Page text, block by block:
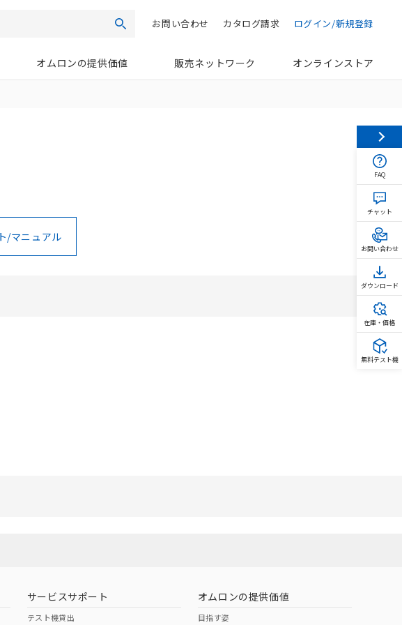
検索 ログイン/新規登録
カタログ請求
お問い合わせ
オムロンの提供価値 販売ネットワーク オンラインストア
/マニュアル
サービスサポート
テスト機貸出
オムロンの提供価値
目指す姿
FAQ
チャット
お問い合わせ
ダウンロード
在庫・価格
無料テスト機